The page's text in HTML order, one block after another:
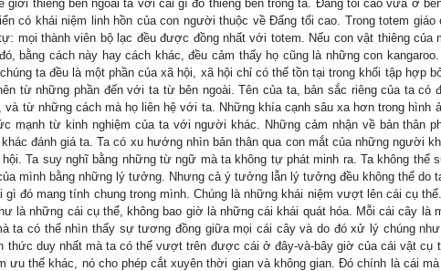
giới thiêng bên ngoài ta với cái gì đó thiêng bên trong ta. Đấng tối cao vừa ở
có khái niệm linh hồn của con người thuộc về Đấng tối cao. Trong totem
mọi thành viên bộ lạc đều được đồng nhất với totem. Nếu con vật thiêng của
bằng cách này hay cách khác, đều cảm thấy họ cũng là những con
ta đều là một phần của xã hội, xã hội chỉ có thể tồn tại trong khối tập hợp
từ những phần đến với ta từ bên ngoài. Tên của ta, bản sắc riêng của ta có
từ những cách mà họ liên hệ với ta. Những khía cạnh sâu xa hơn trong hình
mạnh từ kinh nghiệm của ta với người khác. Những cảm nhận về bản thân
đánh giá ta. Ta có xu hướng nhìn bản thân qua con mắt của những người
Ta suy nghĩ bằng những từ ngữ mà ta không tự phát minh ra. Ta không thể
mình bằng những lý tưởng. Nhưng cả ý tưởng lẫn lý tưởng đều không thể do
đó mang tính chung trong mình. Chúng là những khái niệm vượt lên cái cụ
là những cái cụ thể, không bao giờ là những cái khái quát hóa. Mỗi cái cây là
ta có thể nhìn thấy sự tương đồng giữa mọi cái cây và do đó xử lý chúng
thức duy nhất mà ta có thể vượt trên được cái ở đây-và-bây giờ của cái vật cụ
ưu thế khác, nó cho phép cắt xuyên thời gian và không gian. Đó chính là cái